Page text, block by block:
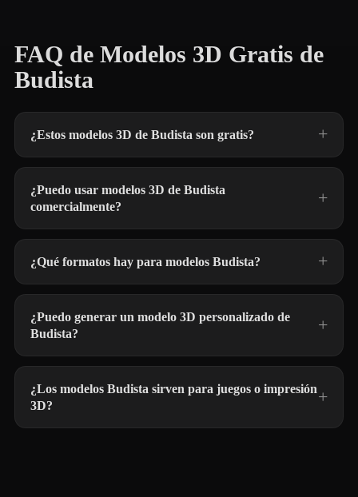
FAQ de Modelos 3D Gratis de
Budista
¿Estos modelos 3D de Budista son gratis?
¿Puedo usar modelos 3D de Budista
comercialmente?
¿Qué formatos hay para modelos Budista?
¿Puedo generar un modelo 3D personalizado de
Budista?
¿Los modelos Budista sirven para juegos o impresión
3D?